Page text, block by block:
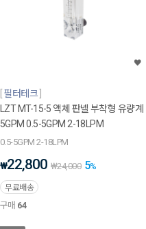
필터테크
LZT MT-15-5 액체 판넬 부착형 유량계
5GPM 0.5-5GPM 2-18LPM
0.5-5GPM 2-18LPM
₩22,800 ₩24,000 5%
무료배송
구매 64